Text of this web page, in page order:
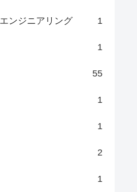
ンジニアリング 1
1
55
1
1
2
1